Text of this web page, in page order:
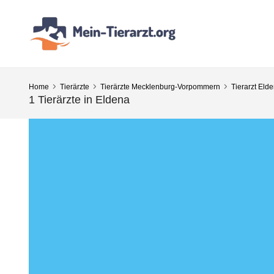
Home Tierärzte Tierärzte Mecklenburg-Vorpommern Tierarzt
1 Tierärzte in Eldena